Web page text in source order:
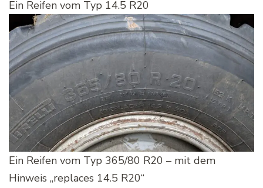
Ein Reifen vom Typ 14.5 R20
Ein Reifen vom Typ 365/80 R20 – mit dem
Hinweis „replaces 14.5 R20“